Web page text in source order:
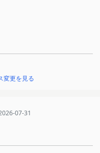
変更を見る
07-31